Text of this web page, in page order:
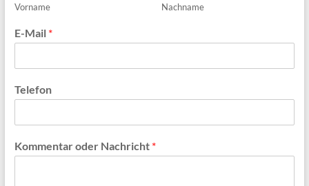
Vorname Nachname
E-Mail *
Telefon
Kommentar oder Nachricht *